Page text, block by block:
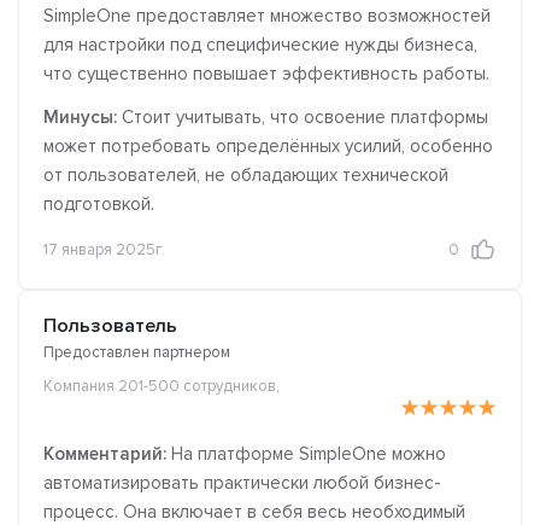
SimpleOne предоставляет множество возможностей
для настройки под специфические нужды бизнеса,
что существенно повышает эффективность работы.
Минусы: Стоит учитывать, что освоение платформы
может потребовать определённых усилий, особенно
от пользователей, не обладающих технической
подготовкой.
17 января 2025г. 0
Пользователь
Предоставлен партнером
Компания 201-500 сотрудников,
Комментарий: На платформе SimpleOne можно
автоматизировать практически любой бизнес-
процесс. Она включает в себя весь необходимый